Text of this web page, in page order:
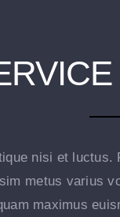
nisi et luctus.
metus varius
maximus